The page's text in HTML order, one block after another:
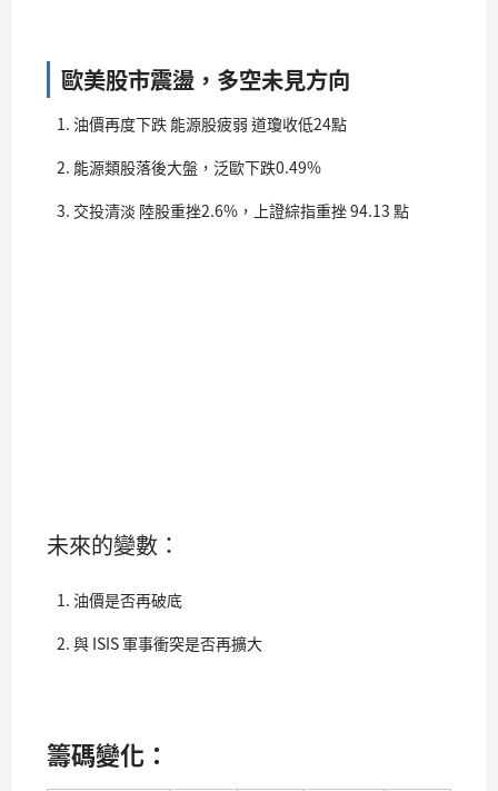
歐美股市震盪，多空未見方向
油價再度下跌 能源股疲弱 道瓊收低24點
能源類股落後大盤，泛歐下跌0.49%
交投清淡 陸股重挫2.6%，上證綜指重挫 94.13 點
未來的變數：
油價是否再破底
與 ISIS 軍事衝突是否再擴大
籌碼變化：